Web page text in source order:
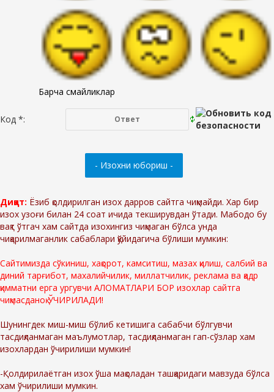
Барча смайликлар
Код *:
Диққат: Ёзиб қолдирилган изох дарров сайтга чиқмайди. Хар бир
изох узоғи билан 24 соат ичида текширувдан ўтади. Мабодо бу
вақт ўтгач хам сайтда изохингиз чиқмаган бўлса унда
чиқарилмаганлик сабаблари қўйидагича бўлиши мумкин:
Сайтимизда сўкиниш, хақорот, камситиш, мазах қилиш, салбий ва
диний тарғибот, махалийчилик, миллатчилик, реклама ва қадр
қимматни ерга ургувчи АЛОМАТЛАРИ БОР изохлар сайтга
чиқмасданоқ ЎЧИРИЛАДИ!
Шунингдек миш-миш бўлиб кетишига сабабчи бўлгувчи
тасдиқланмаган маълумотлар, тасдиқланмаган гап-сўзлар хам
изохлардан ўчирилиши мумкин!
-Қолдирилаётган изох ўша мақоладан ташқаридаги мавзуда бўлса
хам ўчирилиши мумкин.